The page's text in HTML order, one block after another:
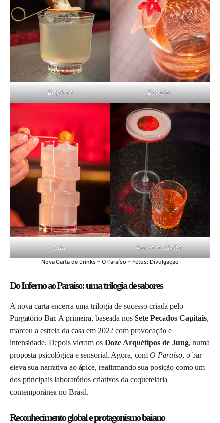
Empireo Estrelas
Lua Marte e Júpiter
Nova Carta de Drinks – O Paraíso – Fotos: Divulgação
Do Inferno ao Paraíso: uma trilogia de sabores
A nova carta encerra uma trilogia de sucesso criada pelo
Purgatório Bar. A primeira, baseada nos Sete Pecados Capitais,
marcou a estreia da casa em 2022 com provocação e
intensidade. Depois vieram os Doze Arquétipos de Jung, numa
proposta psicológica e sensorial. Agora, com O Paraíso, o bar
eleva sua narrativa ao ápice, reafirmando sua posição como um
dos principais laboratórios criativos da coquetelaria
contemporânea no Brasil.
Reconhecimento global e protagonismo baiano